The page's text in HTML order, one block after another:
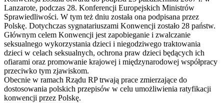
Lanzarote, podczas 28. Konferencji Europejskich Ministrów
Sprawiedliwości. W tym też dniu została ona podpisana przez
Polskę. Dotychczas sygnatariuszami Konwencji zostało 28 państw.
Głównym celem Konwencji jest zapobieganie i zwalczanie
seksualnego wykorzystania dzieci i niegodziwego traktowania
dzieci w celach seksualnych, ochrona praw dzieci będących ich
ofiarami oraz promowanie krajowej i międzynarodowej współpracy
przeciwko tym zjawiskom.
Obecnie w ramach Rządu RP trwają prace zmierzające do
dostosowania polskich przepisów w celu umożliwienia ratyfikacji
konwencji przez Polskę.